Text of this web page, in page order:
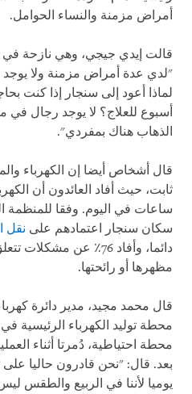
أمراض مزمنة والنساء الحوامل.
قالت إيدي جيجي، وهي نازحة
"لدي عدة أمراض مزمنة ولا
لماذا أعود إلى سنجار إذا كنت
أسبوع للعلاج؟ لا يوجد رجال
الذهاب هناك بمفردي".
قال أشخاص أيضا إن الكهرباء
ثابت، حيث أفاد العائدون أن
سكان سنجار اعتمادهم على نقل
دائما، وأفاد 76٪ عن
مظهرها أو رائحتها.
محطة احتياطية، دُمرتا أثناء
يوميا لأننا في الربيع والطقس